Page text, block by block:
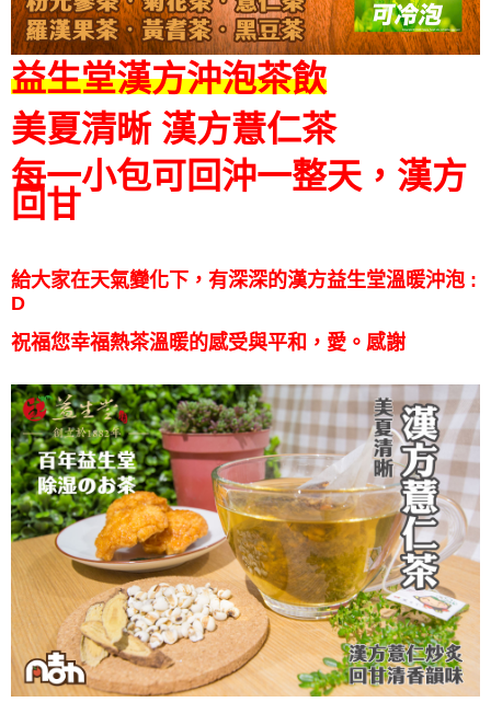
益生堂漢方沖泡茶飲
美夏清晰 漢方薏仁茶
每一小包可回沖一整天，漢方
回甘
給大家在天氣變化下，有深深的漢方益生堂溫暖沖泡 :
D
祝福您幸福熱茶溫暖的感受與平和，愛。感謝